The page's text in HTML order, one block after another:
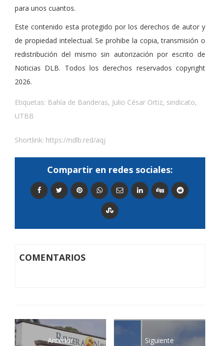
para unos cuantos.
Este contenido esta protegido por los derechos de autor y
de propiedad intelectual. Se prohibe la copia, transmisión o
redistribución del mismo sin autorización por escrito de
Noticias DLB. Todos los derechos reservados copyright
2026.
Etiquetas: Bahía de Banderas, Julio César Ortiz, sindicato,
UTBB
Shortlink: https://ndlb.red/aqj
Compartir en redes sociales:
COMENTARIOS
Anterior Siguiente